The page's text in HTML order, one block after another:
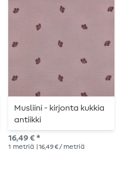
Musliini - kirjonta kukkia
antiikki
vaaleanpunainen
16,49 € *
1 metriä | 16,49 € / metriä